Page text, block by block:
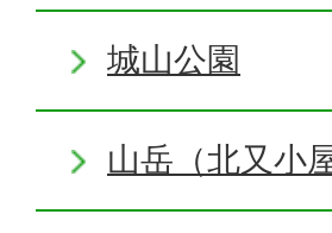
城山公園
山岳（北又小